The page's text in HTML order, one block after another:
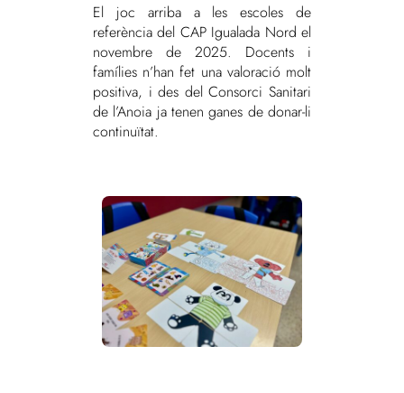
El joc arriba a les escoles de
referència del CAP Igualada Nord el
novembre de 2025. Docents i
famílies n’han fet una valoració molt
positiva, i des del Consorci Sanitari
de l’Anoia ja tenen ganes de donar-li
continuïtat.